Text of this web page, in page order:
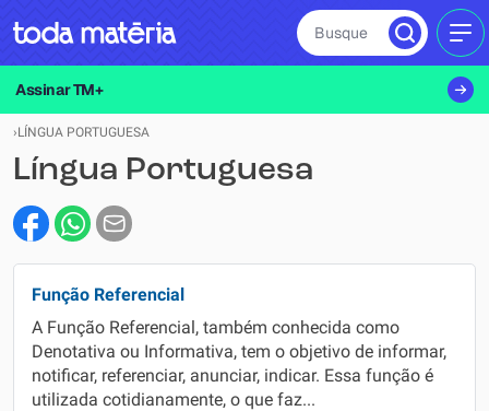
Busque
Assinar TM+
›LÍNGUA PORTUGUESA
Língua Portuguesa
Função Referencial
A Função Referencial, também conhecida como
Denotativa ou Informativa, tem o objetivo de informar,
notificar, referenciar, anunciar, indicar. Essa função é
utilizada cotidianamente, o que faz...